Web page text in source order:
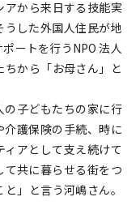
から来日する技能実
した外国人住民が地
ートを行うNPO 法人
から「お母さん」と
の子どもたちの家に行
介護保険の手続、時に
アとして支え続けて
共に暮らせる街をつ
」と言う河嶋さん。